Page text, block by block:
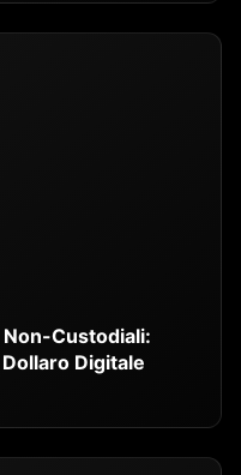
Non-Custodiali:
Digitale